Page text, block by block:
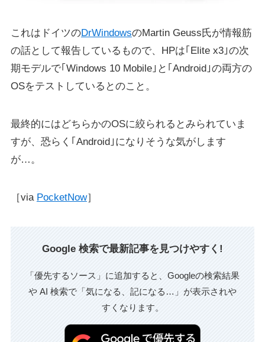
これはドイツのDrWindowsのMartin Geuss氏が情報筋
の話として報告しているもので、HPは｢Elite x3｣の次
期モデルで｢Windows 10 Mobile｣と｢Android｣の両方の
OSをテストしているとのこと。
最終的にはどちらかのOSに絞られるとみられていま
すが、恐らく｢Android｣になりそうな気がします
が…。
［via PocketNow］
Google 検索で最新記事を見つけやすく!
「優先するソース」に追加すると、Googleの検索結果
や AI 検索で「気になる、記になる…」が表示されや
すくなります。